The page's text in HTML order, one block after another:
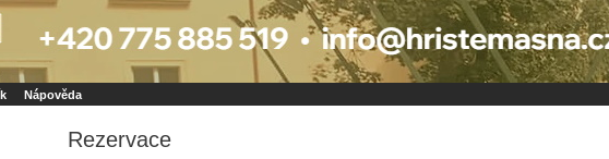
syst�m
Nower systems s.r.o - Online rezerva�n� syst�my
rezervace sportu Sports booking system
Nápověda
Rezervace